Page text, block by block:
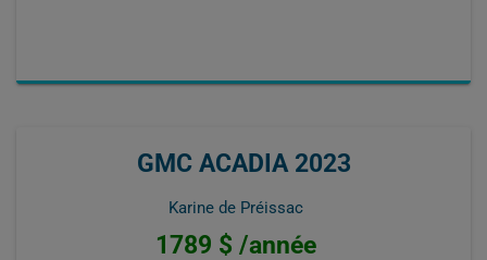
GMC ACADIA 2023
Karine de Préissac
1789 $ /année